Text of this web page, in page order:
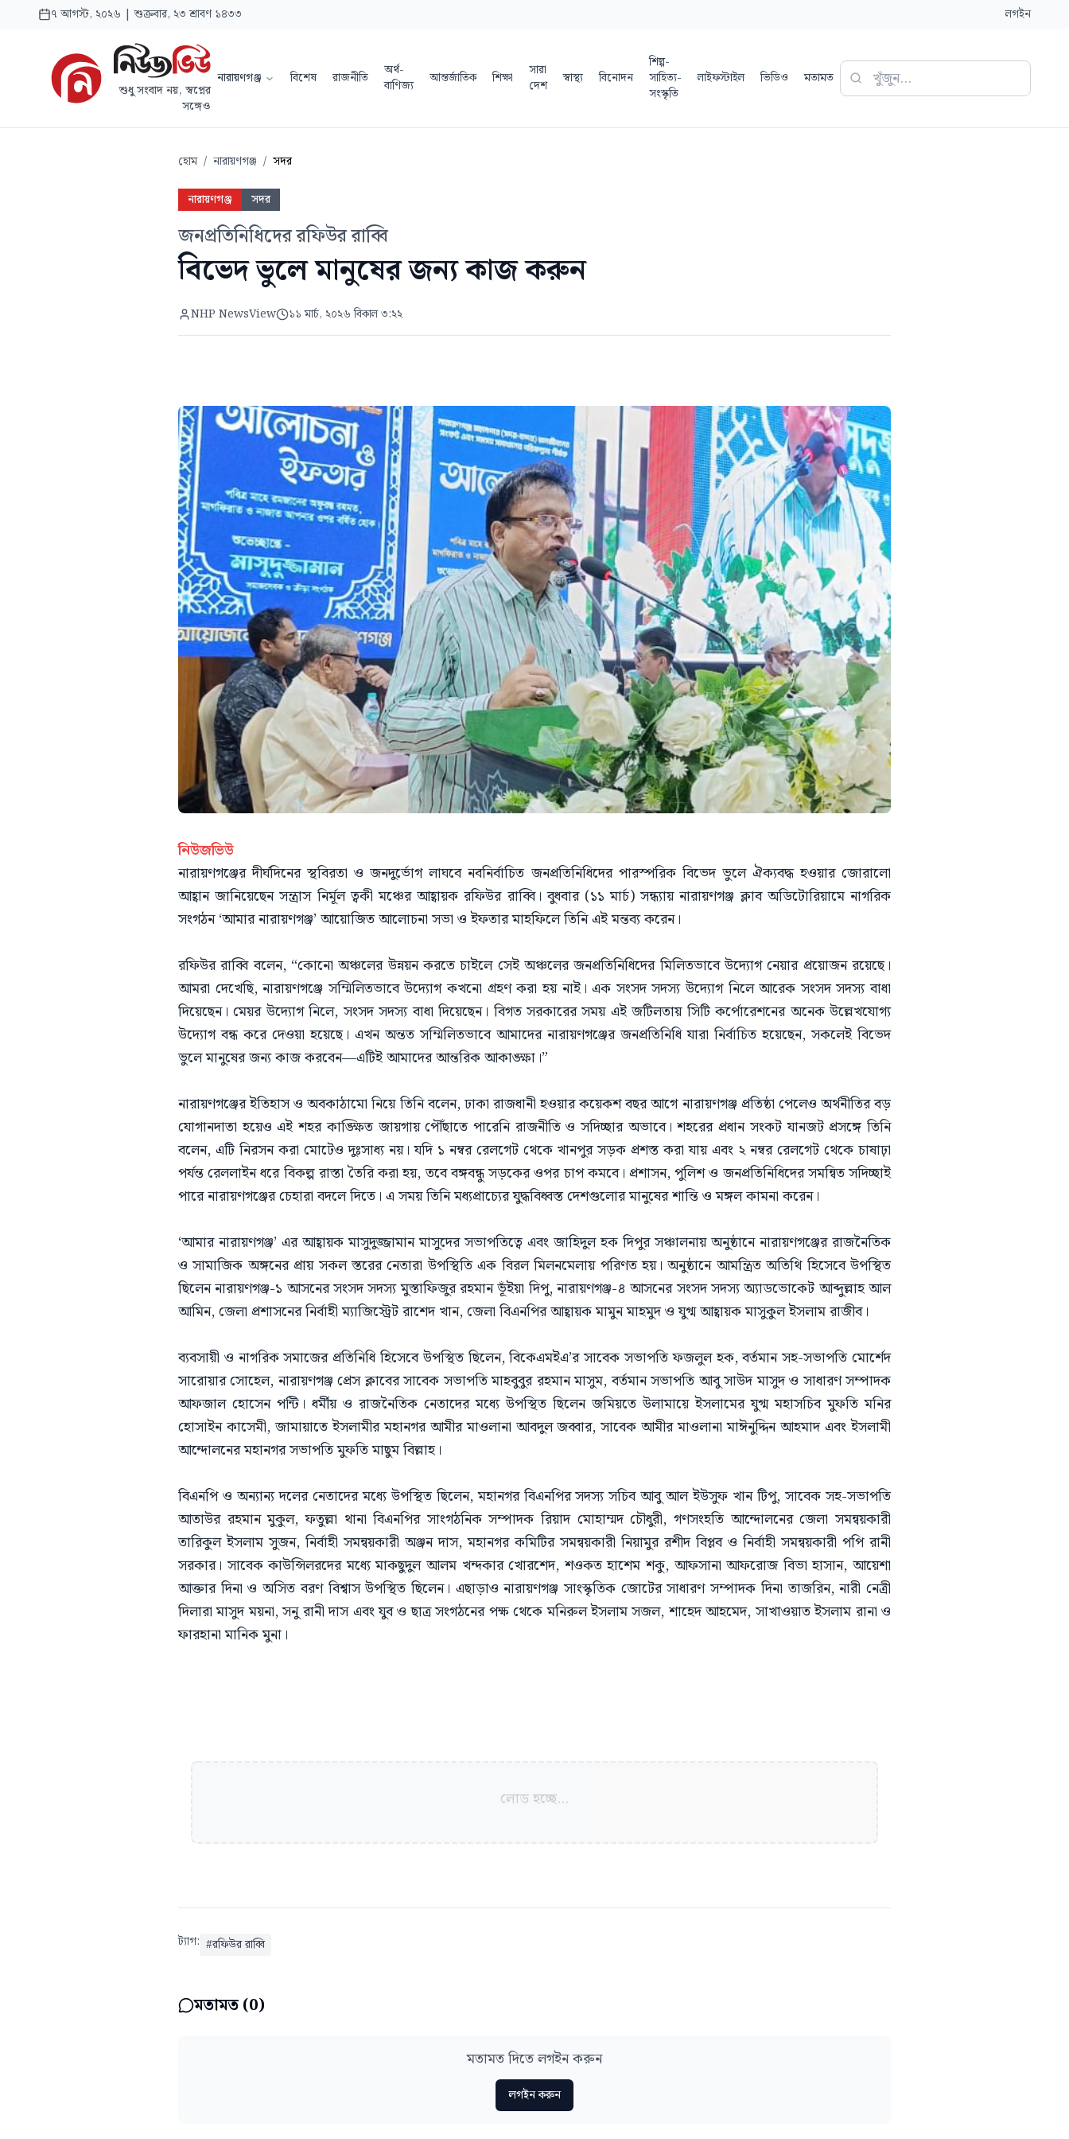
৭ আগস্ট, ২০২৬ | শুক্রবার, ২৩ শ্রাবণ ১৪৩৩ লগইন
শুধু সংবাদ নয়, স্বপ্নের
সঙ্গেও
নারায়ণগঞ্জ বিশেষ রাজনীতি
অর্থ-
বাণিজ্য
আন্তর্জাতিক শিক্ষা
সারা
দেশ
স্বাস্থ্য বিনোদন
শিল্প-
সাহিত্য-
সংস্কৃতি
লাইফস্টাইল ভিডিও মতামত
হোম / নারায়ণগঞ্জ / সদর
নারায়ণগঞ্জ সদর
জনপ্রতিনিধিদের রফিউর রাব্বি
বিভেদ ভুলে মানুষের জন্য কাজ করুন
NHP NewsView ১১ মার্চ, ২০২৬ বিকাল ৩:২২
নিউজভিউ
নারায়ণগঞ্জের দীর্ঘদিনের স্থবিরতা ও জনদুর্ভোগ লাঘবে নবনির্বাচিত জনপ্রতিনিধিদের পারস্পরিক বিভেদ ভুলে ঐক্যবদ্ধ হওয়ার জোরালো
আহ্বান জানিয়েছেন সন্ত্রাস নির্মূল ত্বকী মঞ্চের আহ্বায়ক রফিউর রাব্বি। বুধবার (১১ মার্চ) সন্ধ্যায় নারায়ণগঞ্জ ক্লাব অডিটোরিয়ামে নাগরিক
সংগঠন ‘আমার নারায়ণগঞ্জ’ আয়োজিত আলোচনা সভা ও ইফতার মাহফিলে তিনি এই মন্তব্য করেন।
রফিউর রাব্বি বলেন, “কোনো অঞ্চলের উন্নয়ন করতে চাইলে সেই অঞ্চলের জনপ্রতিনিধিদের মিলিতভাবে উদ্যোগ নেয়ার প্রয়োজন রয়েছে।
আমরা দেখেছি, নারায়ণগঞ্জে সম্মিলিতভাবে উদ্যোগ কখনো গ্রহণ করা হয় নাই। এক সংসদ সদস্য উদ্যোগ নিলে আরেক সংসদ সদস্য বাধা
দিয়েছেন। মেয়র উদ্যোগ নিলে, সংসদ সদস্য বাধা দিয়েছেন। বিগত সরকারের সময় এই জটিলতায় সিটি কর্পোরেশনের অনেক উল্লেখযোগ্য
উদ্যোগ বন্ধ করে দেওয়া হয়েছে। এখন অন্তত সম্মিলিতভাবে আমাদের নারায়ণগঞ্জের জনপ্রতিনিধি যারা নির্বাচিত হয়েছেন, সকলেই বিভেদ
ভুলে মানুষের জন্য কাজ করবেন—এটিই আমাদের আন্তরিক আকাঙ্ক্ষা।”
নারায়ণগঞ্জের ইতিহাস ও অবকাঠামো নিয়ে তিনি বলেন, ঢাকা রাজধানী হওয়ার কয়েকশ বছর আগে নারায়ণগঞ্জ প্রতিষ্ঠা পেলেও অর্থনীতির বড়
যোগানদাতা হয়েও এই শহর কাঙ্ক্ষিত জায়গায় পৌঁছাতে পারেনি রাজনীতি ও সদিচ্ছার অভাবে। শহরের প্রধান সংকট যানজট প্রসঙ্গে তিনি
বলেন, এটি নিরসন করা মোটেও দুঃসাধ্য নয়। যদি ১ নম্বর রেলগেট থেকে খানপুর সড়ক প্রশস্ত করা যায় এবং ২ নম্বর রেলগেট থেকে চাষাঢ়া
পর্যন্ত রেললাইন ধরে বিকল্প রাস্তা তৈরি করা হয়, তবে বঙ্গবন্ধু সড়কের ওপর চাপ কমবে। প্রশাসন, পুলিশ ও জনপ্রতিনিধিদের সমন্বিত সদিচ্ছাই
পারে নারায়ণগঞ্জের চেহারা বদলে দিতে। এ সময় তিনি মধ্যপ্রাচ্যের যুদ্ধবিধ্বস্ত দেশগুলোর মানুষের শান্তি ও মঙ্গল কামনা করেন।
‘আমার নারায়ণগঞ্জ’ এর আহ্বায়ক মাসুদুজ্জামান মাসুদের সভাপতিত্বে এবং জাহিদুল হক দিপুর সঞ্চালনায় অনুষ্ঠানে নারায়ণগঞ্জের রাজনৈতিক
ও সামাজিক অঙ্গনের প্রায় সকল স্তরের নেতারা উপস্থিতি এক বিরল মিলনমেলায় পরিণত হয়। অনুষ্ঠানে আমন্ত্রিত অতিথি হিসেবে উপস্থিত
ছিলেন নারায়ণগঞ্জ-১ আসনের সংসদ সদস্য মুস্তাফিজুর রহমান ভূঁইয়া দিপু, নারায়ণগঞ্জ-৪ আসনের সংসদ সদস্য অ্যাডভোকেট আব্দুল্লাহ আল
আমিন, জেলা প্রশাসনের নির্বাহী ম্যাজিস্ট্রেট রাশেদ খান, জেলা বিএনপির আহ্বায়ক মামুন মাহমুদ ও যুগ্ম আহ্বায়ক মাসুকুল ইসলাম রাজীব।
ব্যবসায়ী ও নাগরিক সমাজের প্রতিনিধি হিসেবে উপস্থিত ছিলেন, বিকেএমইএ’র সাবেক সভাপতি ফজলুল হক, বর্তমান সহ-সভাপতি মোর্শেদ
সারোয়ার সোহেল, নারায়ণগঞ্জ প্রেস ক্লাবের সাবেক সভাপতি মাহবুবুর রহমান মাসুম, বর্তমান সভাপতি আবু সাউদ মাসুদ ও সাধারণ সম্পাদক
আফজাল হোসেন পন্টি। ধর্মীয় ও রাজনৈতিক নেতাদের মধ্যে উপস্থিত ছিলেন জমিয়তে উলামায়ে ইসলামের যুগ্ম মহাসচিব মুফতি মনির
হোসাইন কাসেমী, জামায়াতে ইসলামীর মহানগর আমীর মাওলানা আবদুল জব্বার, সাবেক আমীর মাওলানা মাঈনুদ্দিন আহমাদ এবং ইসলামী
আন্দোলনের মহানগর সভাপতি মুফতি মাছুম বিল্লাহ।
বিএনপি ও অন্যান্য দলের নেতাদের মধ্যে উপস্থিত ছিলেন, মহানগর বিএনপির সদস্য সচিব আবু আল ইউসুফ খান টিপু, সাবেক সহ-সভাপতি
আতাউর রহমান মুকুল, ফতুল্লা থানা বিএনপির সাংগঠনিক সম্পাদক রিয়াদ মোহাম্মদ চৌধুরী, গণসংহতি আন্দোলনের জেলা সমন্বয়কারী
তারিকুল ইসলাম সুজন, নির্বাহী সমন্বয়কারী অঞ্জন দাস, মহানগর কমিটির সমন্বয়কারী নিয়ামুর রশীদ বিপ্লব ও নির্বাহী সমন্বয়কারী পপি রানী
সরকার। সাবেক কাউন্সিলরদের মধ্যে মাকছুদুল আলম খন্দকার খোরশেদ, শওকত হাশেম শকু, আফসানা আফরোজ বিভা হাসান, আয়েশা
আক্তার দিনা ও অসিত বরণ বিশ্বাস উপস্থিত ছিলেন। এছাড়াও নারায়ণগঞ্জ সাংস্কৃতিক জোটের সাধারণ সম্পাদক দিনা তাজরিন, নারী নেত্রী
দিলারা মাসুদ ময়না, সনু রানী দাস এবং যুব ও ছাত্র সংগঠনের পক্ষ থেকে মনিরুল ইসলাম সজল, শাহেদ আহমেদ, সাখাওয়াত ইসলাম রানা ও
ফারহানা মানিক মুনা।
লোড হচ্ছে...
ট্যাগ: #রফিউর রাব্বি
মতামত (0)
মতামত দিতে লগইন করুন
লগইন করুন